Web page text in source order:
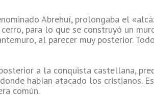
Abrehuí, prolongaba el
para lo que se construyó un
al parecer muy posterior.
a la conquista castellana,
habían atacado los cristianos.
común.